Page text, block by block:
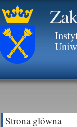
Strona główna